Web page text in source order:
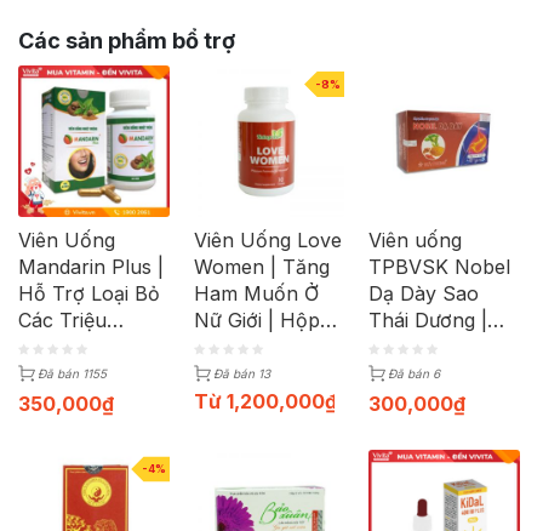
Các sản phẩm bổ trợ
Viên Uống
Mandarin Plus |
Hỗ Trợ Loại Bỏ
Các Triệu
Chứng Nhiệt
Miệng | Hộp 60
Viên
Đã bán 1155
350,000₫
-8%
Viên Uống Love
Women | Tăng
Ham Muốn Ở
Nữ Giới | Hộp
30 Viên
Đã bán 13
Từ 1,200,000₫
Viên uống
TPBVSK Nobel
Dạ Dày Sao
Thái Dương |
Hộp 3 Vỉ x 15
ViênĐã bán 6
300,000₫
-4%